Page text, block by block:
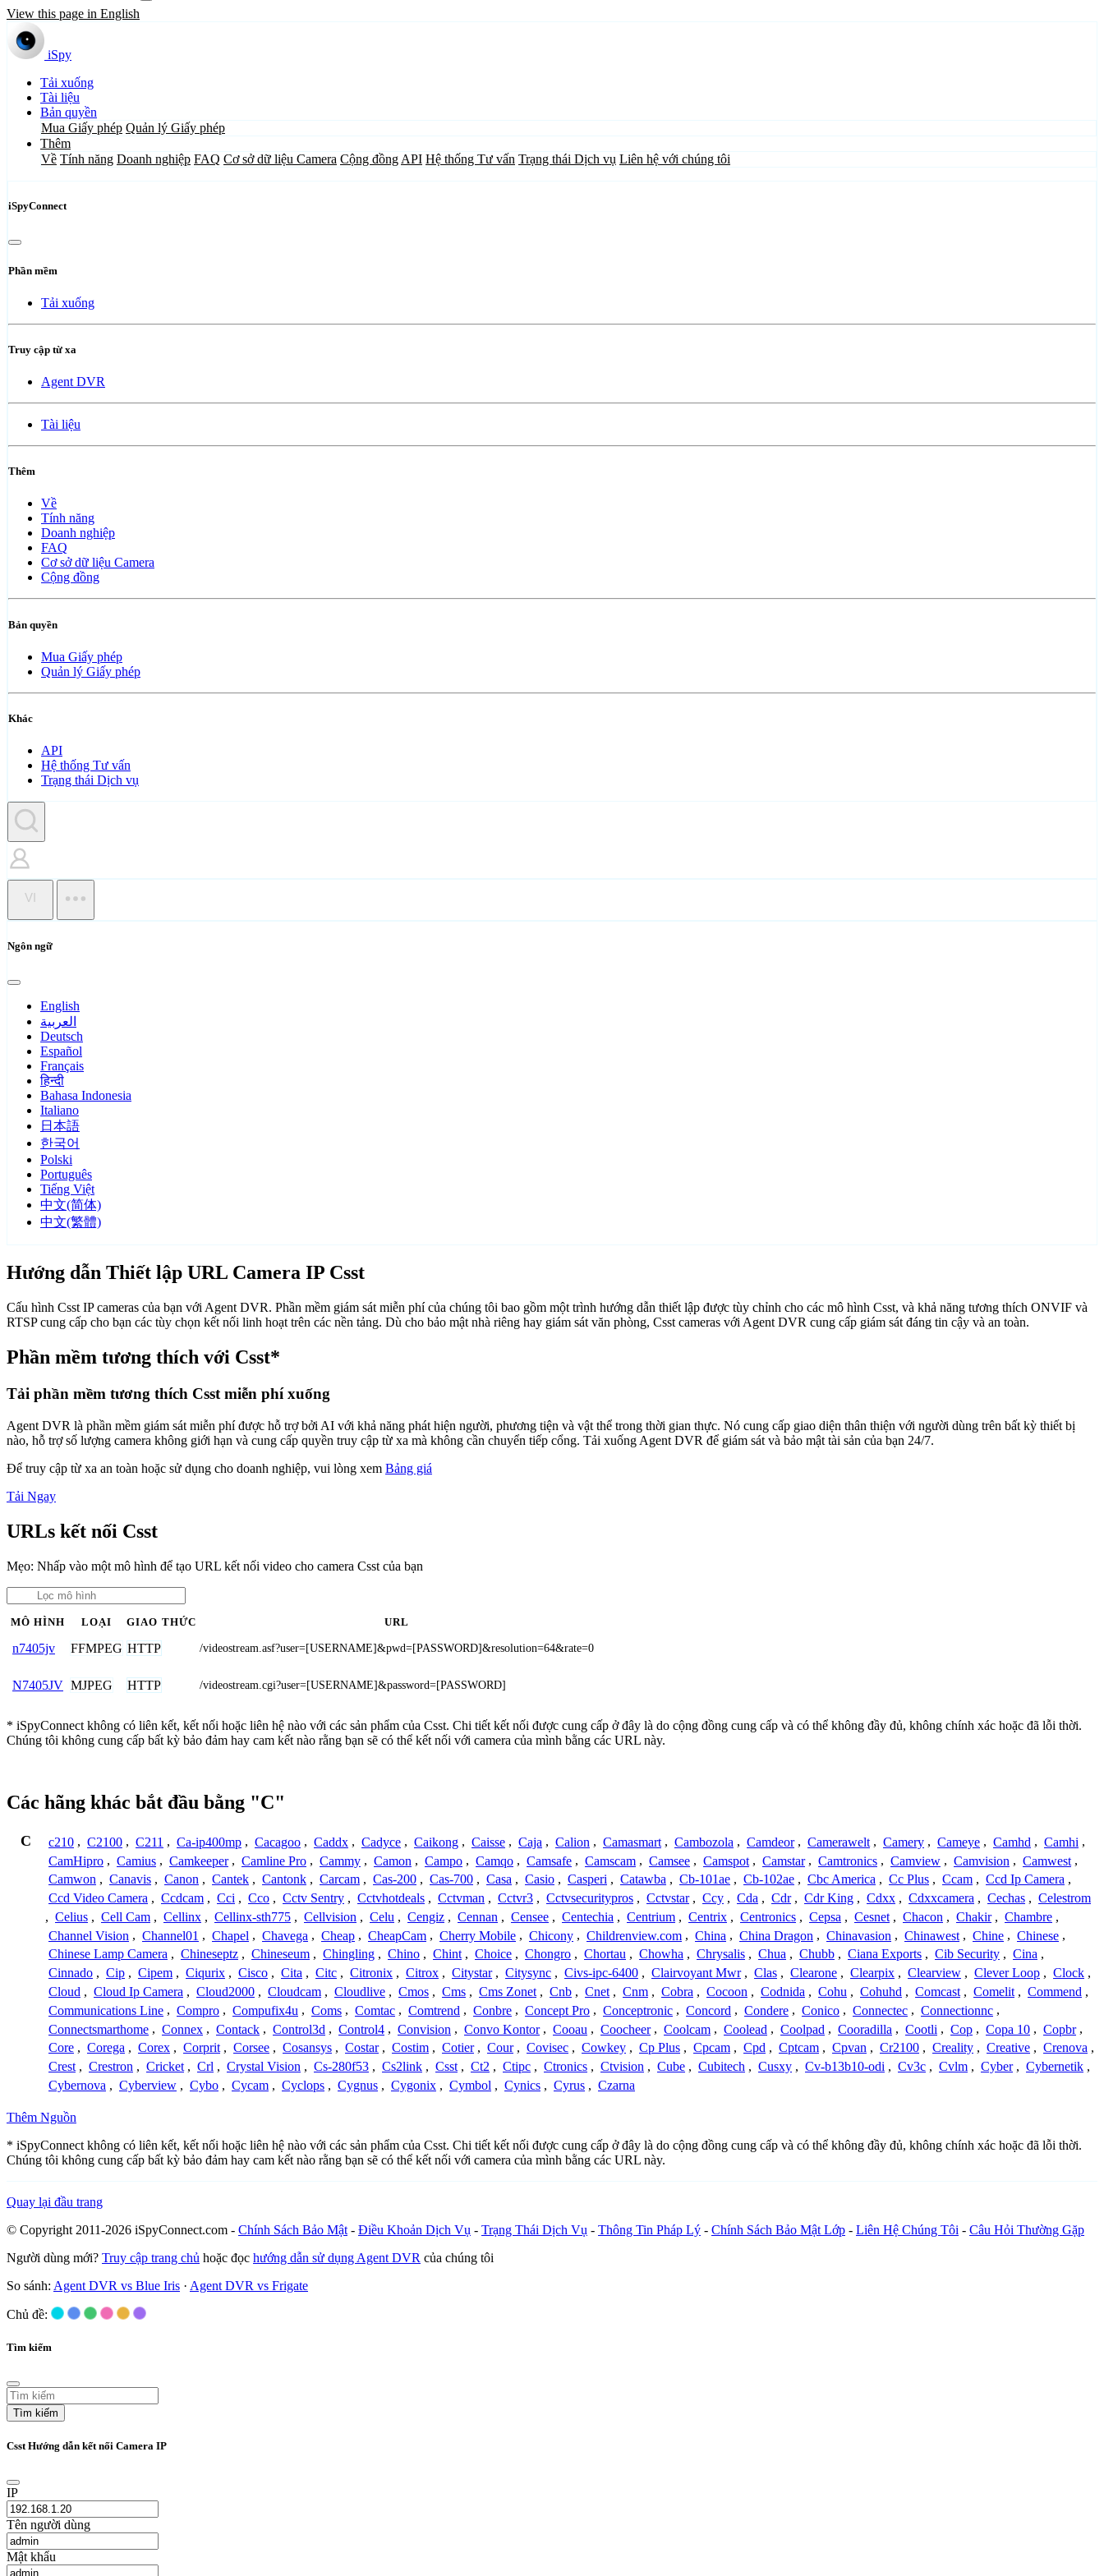
View this page in English
iSpy
Tải xuống
Tài liệu
Bản quyền
Mua Giấy phép Quản lý Giấy phép
Thêm
Về Tính năng Doanh nghiệp FAQ Cơ sở dữ liệu Camera Cộng đồng API Hệ thống Tư vấn Trạng thái Dịch vụ Liên hệ với chúng tôi
iSpyConnect
Phần mềm
Tải xuống
Truy cập từ xa
Agent DVR
Tài liệu
Thêm
Về
Tính năng
Doanh nghiệp
FAQ
Cơ sở dữ liệu Camera
Cộng đồng
Bản quyền
Mua Giấy phép
Quản lý Giấy phép
Khác
API
Hệ thống Tư vấn
Trạng thái Dịch vụ
VI
Ngôn ngữ
English
العربية
Deutsch
Español
Français
हिन्दी
Bahasa Indonesia
Italiano
日本語
한국어
Polski
Português
Tiếng Việt
中文(简体)
中文(繁體)
Hướng dẫn Thiết lập URL Camera IP Csst
Cấu hình Csst IP cameras của bạn với Agent DVR. Phần mềm giám sát miễn phí của chúng tôi bao gồm một trình hướng dẫn thiết lập được tùy chỉnh cho các mô hình Csst, và khả năng tương thích ONVIF và
RTSP cung cấp cho bạn các tùy chọn kết nối linh hoạt trên các nền tảng. Dù cho bảo mật nhà riêng hay giám sát văn phòng, Csst cameras với Agent DVR cung cấp giám sát đáng tin cậy và an toàn.
Phần mềm tương thích với Csst*
Tải phần mềm tương thích Csst miễn phí xuống
Agent DVR là phần mềm giám sát miễn phí được hỗ trợ bởi AI với khả năng phát hiện người, phương tiện và vật thể trong thời gian thực. Nó cung cấp giao diện thân thiện với người dùng trên bất kỳ thiết bị
nào, hỗ trợ số lượng camera không giới hạn và cung cấp quyền truy cập từ xa mà không cần chuyển tiếp cổng. Tải xuống Agent DVR để giám sát và bảo mật tài sản của bạn 24/7.
Để truy cập từ xa an toàn hoặc sử dụng cho doanh nghiệp, vui lòng xem Bảng giá
Tải Ngay
URLs kết nối Csst
Mẹo: Nhấp vào một mô hình để tạo URL kết nối video cho camera Csst của bạn
MÔ HÌNH LOẠI GIAO THỨC URL
n7405jv FFMPEG HTTP /videostream.asf?user=[USERNAME]&pwd=[PASSWORD]&resolution=64&rate=0
N7405JV MJPEG HTTP /videostream.cgi?user=[USERNAME]&password=[PASSWORD]
* iSpyConnect không có liên kết, kết nối hoặc liên hệ nào với các sản phẩm của Csst. Chi tiết kết nối được cung cấp ở đây là do cộng đồng cung cấp và có thể không đầy đủ, không chính xác hoặc đã lỗi thời.
Chúng tôi không cung cấp bất kỳ bảo đảm hay cam kết nào rằng bạn sẽ có thể kết nối với camera của mình bằng các URL này.
Các hãng khác bắt đầu bằng "C"
C c210 , C2100 , C211 , Ca-ip400mp , Cacagoo , Caddx , Cadyce , Caikong , Caisse , Caja , Calion , Camasmart , Cambozola , Camdeor , Camerawelt , Camery , Cameye , Camhd , Camhi ,
CamHipro , Camius , Camkeeper , Camline Pro , Cammy , Camon , Campo , Camqo , Camsafe , Camscam , Camsee , Camspot , Camstar , Camtronics , Camview , Camvision , Camwest ,
Camwon , Canavis , Canon , Cantek , Cantonk , Carcam , Cas-200 , Cas-700 , Casa , Casio , Casperi , Catawba , Cb-101ae , Cb-102ae , Cbc America , Cc Plus , Ccam , Ccd Ip Camera ,
Ccd Video Camera , Ccdcam , Cci , Cco , Cctv Sentry , Cctvhotdeals , Cctvman , Cctvr3 , Cctvsecuritypros , Cctvstar , Ccy , Cda , Cdr , Cdr King , Cdxx , Cdxxcamera , Cechas , Celestrom
, Celius , Cell Cam , Cellinx , Cellinx-sth775 , Cellvision , Celu , Cengiz , Cennan , Censee , Centechia , Centrium , Centrix , Centronics , Cepsa , Cesnet , Chacon , Chakir , Chambre ,
Channel Vision , Channel01 , Chapel , Chavega , Cheap , CheapCam , Cherry Mobile , Chicony , Childrenview.com , China , China Dragon , Chinavasion , Chinawest , Chine , Chinese ,
Chinese Lamp Camera , Chineseptz , Chineseum , Chingling , Chino , Chint , Choice , Chongro , Chortau , Chowha , Chrysalis , Chua , Chubb , Ciana Exports , Cib Security , Cina ,
Cinnado , Cip , Cipem , Ciqurix , Cisco , Cita , Citc , Citronix , Citrox , Citystar , Citysync , Civs-ipc-6400 , Clairvoyant Mwr , Clas , Clearone , Clearpix , Clearview , Clever Loop , Clock ,
Cloud , Cloud Ip Camera , Cloud2000 , Cloudcam , Cloudlive , Cmos , Cms , Cms Zonet , Cnb , Cnet , Cnm , Cobra , Cocoon , Codnida , Cohu , Cohuhd , Comcast , Comelit , Commend ,
Communications Line , Compro , Compufix4u , Coms , Comtac , Comtrend , Conbre , Concept Pro , Conceptronic , Concord , Condere , Conico , Connectec , Connectionnc ,
Connectsmarthome , Connex , Contack , Control3d , Control4 , Convision , Convo Kontor , Cooau , Coocheer , Coolcam , Coolead , Coolpad , Cooradilla , Cootli , Cop , Copa 10 , Copbr ,
Core , Corega , Corex , Corprit , Corsee , Cosansys , Costar , Costim , Cotier , Cour , Covisec , Cowkey , Cp Plus , Cpcam , Cpd , Cptcam , Cpvan , Cr2100 , Creality , Creative , Crenova ,
Crest , Crestron , Cricket , Crl , Crystal Vision , Cs-280f53 , Cs2link , Csst , Ct2 , Ctipc , Ctronics , Ctvision , Cube , Cubitech , Cusxy , Cv-b13b10-odi , Cv3c , Cvlm , Cyber , Cybernetik ,
Cybernova , Cyberview , Cybo , Cycam , Cyclops , Cygnus , Cygonix , Cymbol , Cynics , Cyrus , Czarna
Thêm Nguồn
* iSpyConnect không có liên kết, kết nối hoặc liên hệ nào với các sản phẩm của Csst. Chi tiết kết nối được cung cấp ở đây là do cộng đồng cung cấp và có thể không đầy đủ, không chính xác hoặc đã lỗi thời.
Chúng tôi không cung cấp bất kỳ bảo đảm hay cam kết nào rằng bạn sẽ có thể kết nối với camera của mình bằng các URL này.
Quay lại đầu trang
© Copyright 2011-2026 iSpyConnect.com - Chính Sách Bảo Mật - Điều Khoản Dịch Vụ - Trạng Thái Dịch Vụ - Thông Tin Pháp Lý - Chính Sách Bảo Mật Lớp - Liên Hệ Chúng Tôi - Câu Hỏi Thường Gặp
Người dùng mới? Truy cập trang chủ hoặc đọc hướng dẫn sử dụng Agent DVR của chúng tôi
So sánh: Agent DVR vs Blue Iris · Agent DVR vs Frigate
Chủ đề:
Tìm kiếm
Tìm kiếm
Csst Hướng dẫn kết nối Camera IP
IP
Tên người dùng
Mật khẩu